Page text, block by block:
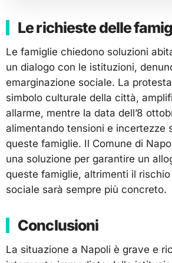
Le richieste delle
Le famiglie chiedono soluzioni
un dialogo con le istituzioni,
emarginazione sociale. La
simbolo culturale della città,
allarme, mentre la data dell’8
alimentando tensioni e incertezze
queste famiglie. Il Comune di
una soluzione per garantire un
queste famiglie, altrimenti il
sociale sarà sempre più concreto.
Conclusioni
La situazione a Napoli è grave e